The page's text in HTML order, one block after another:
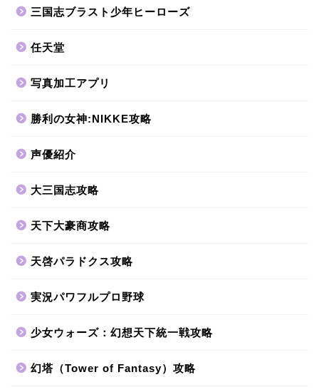
三国志ブラスト少年ヒーローズ
任天堂
写真加工アプリ
勝利の女神:NIKKE攻略
声優紹介
大三国志攻略
天下大豪商攻略
天啓パラドクス攻略
実況パワフルプロ野球
少女ウォーズ：幻想天下統一戦攻略
幻塔（Tower of Fantasy）攻略